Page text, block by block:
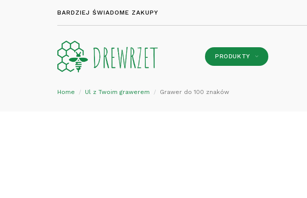
BARDZIEJ ŚWIADOME ZAKUPY
PRODUKTY
Home Ul z Twoim grawerem Grawer do 100 znaków